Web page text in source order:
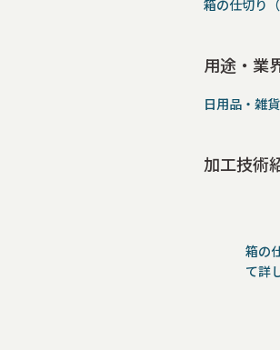
箱の仕切り（
用途・業
日用品・雑
加工技術
箱の
て詳